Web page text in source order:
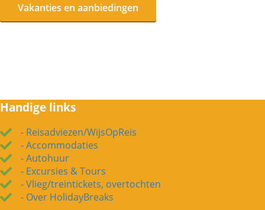
Vakanties en aanbiedingen
Handige links
- Reisadviezen/WijsOpReis
- Accommodaties
- Autohuur
- Excursies & Tours
- Vlieg/treintickets, overtochten
- Over HolidayBreaks